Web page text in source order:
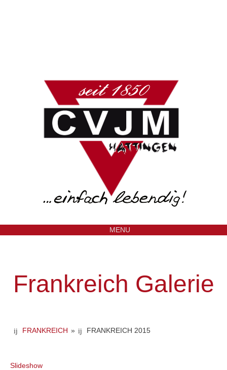
MENU
Frankreich Galerie
FRANKREICH » FRANKREICH 2015
Slideshow